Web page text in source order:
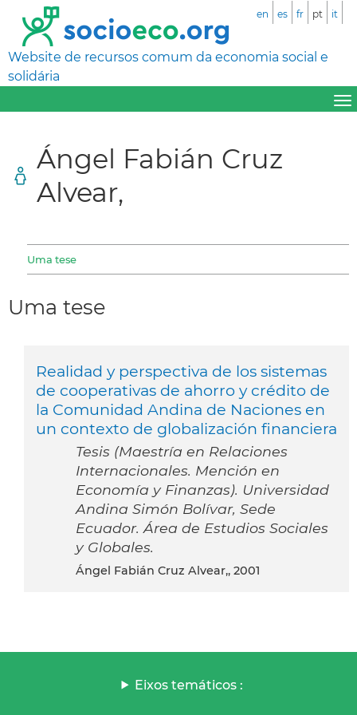
Website de recursos comum da economia social e
solidária
en es fr pt it
Ángel Fabián Cruz
Alvear,
Uma tese
Uma tese
Realidad y perspectiva de los sistemas
de cooperativas de ahorro y crédito de
la Comunidad Andina de Naciones en
un contexto de globalización financiera
Tesis (Maestría en Relaciones
Internacionales. Mención en
Economía y Finanzas). Universidad
Andina Simón Bolívar, Sede
Ecuador. Área de Estudios Sociales
y Globales.
Ángel Fabián Cruz Alvear,, 2001
Eixos temáticos :